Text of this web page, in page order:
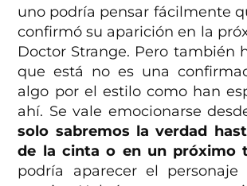
uno podría pensar fácilmente
confirmó su aparición en la
Doctor Strange. Pero también
que está no es una
algo por el estilo como han
ahí. Se vale emocionarse
solo sabremos la verdad
de la cinta o en un próximo
podría aparecer el